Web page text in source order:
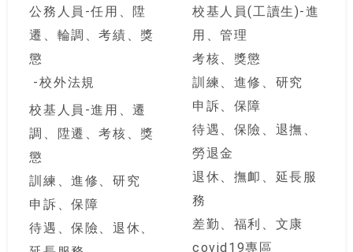
公務人員-任用、陞
遷、輪調、考績、獎
懲
校外法規
校基人員-進用、遷
調、陞遷、考核、獎
懲
訓練、進修、研究
申訴、保障
待遇、保險、退休、
校基人員(工讀生)-進
用、管理
考核、獎懲
訓練、進修、研究
申訴、保障
待遇、保險、退撫、
勞退金
退休、撫卹、延長服
務
差勤、福利、文康
covid19專區